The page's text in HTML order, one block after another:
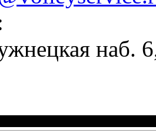
наб.